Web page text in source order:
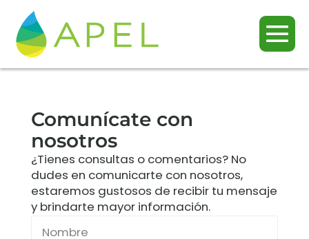
Comunícate con
nosotros
¿Tienes consultas o comentarios? No
dudes en comunicarte con nosotros,
estaremos gustosos de recibir tu mensaje
y brindarte mayor información.